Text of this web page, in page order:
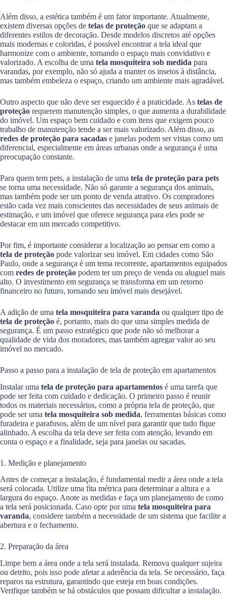
Além disso, a estética também é um fator importante. Atualmente,
existem diversas opções de telas de proteção que se adaptam a
diferentes estilos de decoração. Desde modelos discretos até opções
mais modernas e coloridas, é possível encontrar a tela ideal que
harmonize com o ambiente, tornando o espaço mais convidativo e
valorizado. A escolha de uma tela mosquiteira sob medida para
varandas, por exemplo, não só ajuda a manter os insetos à distância,
mas também embeleza o espaço, criando um ambiente mais agradável.
Outro aspecto que não deve ser esquecido é a praticidade. As telas de
proteção requerem manutenção simples, o que aumenta a durabilidade
do imóvel. Um espaço bem cuidado e com itens que exigem pouco
trabalho de manutenção tende a ser mais valorizado. Além disso, as
redes de proteção para sacadas e janelas podem ser vistas como um
diferencial, especialmente em áreas urbanas onde a segurança é uma
preocupação constante.
Para quem tem pets, a instalação de uma tela de proteção para pets
se torna uma necessidade. Não só garante a segurança dos animais,
mas também pode ser um ponto de venda atrativo. Os compradores
estão cada vez mais conscientes das necessidades de seus animais de
estimação, e um imóvel que oferece segurança para eles pode se
destacar em um mercado competitivo.
Por fim, é importante considerar a localização ao pensar em como a
tela de proteção pode valorizar seu imóvel. Em cidades como São
Paulo, onde a segurança é um tema recorrente, apartamentos equipados
com redes de proteção podem ter um preço de venda ou aluguel mais
alto. O investimento em segurança se transforma em um retorno
financeiro no futuro, tornando seu imóvel mais desejável.
A adição de uma tela mosquiteira para varanda ou qualquer tipo de
tela de proteção é, portanto, mais do que uma simples medida de
segurança. É um passo estratégico que pode não só melhorar a
qualidade de vida dos moradores, mas também agregar valor ao seu
imóvel no mercado.
Passo a passo para a instalação de tela de proteção em apartamentos
Instalar uma tela de proteção para apartamentos é uma tarefa que
pode ser feita com cuidado e dedicação. O primeiro passo é reunir
todos os materiais necessários, como a própria tela de proteção, que
pode ser uma tela mosquiteira sob medida, ferramentas básicas como
furadeira e parafusos, além de um nível para garantir que tudo fique
alinhado. A escolha da tela deve ser feita com atenção, levando em
conta o espaço e a finalidade, seja para janelas ou sacadas.
1. Medição e planejamento
Antes de começar a instalação, é fundamental medir a área onde a tela
será colocada. Utilize uma fita métrica para determinar a altura e a
largura do espaço. Anote as medidas e faça um planejamento de como
a tela será posicionada. Caso opte por uma tela mosquiteira para
varanda, considere também a necessidade de um sistema que facilite a
abertura e o fechamento.
2. Preparação da área
Limpe bem a área onde a tela será instalada. Remova qualquer sujeira
ou detrito, pois isso pode afetar a aderência da tela. Se necessário, faça
reparos na estrutura, garantindo que esteja em boas condições.
Verifique também se há obstáculos que possam dificultar a instalação.